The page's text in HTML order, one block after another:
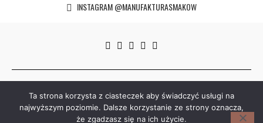
INSTAGRAM @MANUFAKTURASMAKOW
zastrzeżone. Kopiowanie i rozpowszechnianie bez zgody
manufakturasmakow.com zabronione.
Ta strona korzysta z ciasteczek aby świadczyć usługi na
najwyższym poziomie. Dalsze korzystanie ze strony oznacza,
że zgadzasz się na ich użycie.